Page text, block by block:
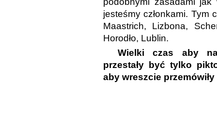
jesteśmy członkami. Tym
Maastrich, Lizbona,
Horodło, Lublin.
Wielki czas aby
przestały być tylko
aby wreszcie